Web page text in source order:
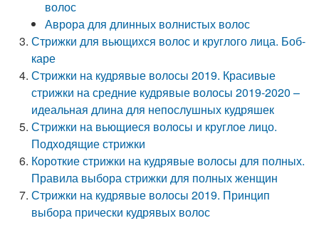
волос
Аврора для длинных волнистых волос
Стрижки для вьющихся волос и круглого лица. Боб-
каре
Стрижки на кудрявые волосы 2019. Красивые
стрижки на средние кудрявые волосы 2019-2020 –
идеальная длина для непослушных кудряшек
Стрижки на вьющиеся волосы и круглое лицо.
Подходящие стрижки
Короткие стрижки на кудрявые волосы для полных.
Правила выбора стрижки для полных женщин
Стрижки на кудрявые волосы 2019. Принцип
выбора прически кудрявых волос